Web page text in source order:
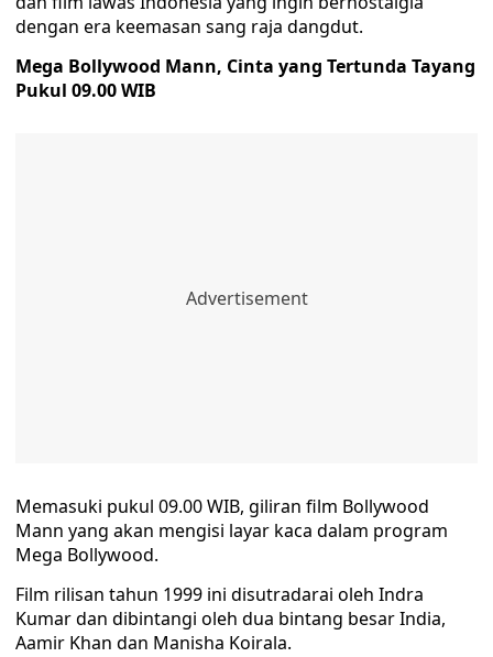
dengan era keemasan sang raja dangdut.
Mega Bollywood Mann, Cinta yang Tertunda Tayang
Pukul 09.00 WIB
Memasuki pukul 09.00 WIB, giliran film Bollywood
Mann yang akan mengisi layar kaca dalam program
Mega Bollywood.
Film rilisan tahun 1999 ini disutradarai oleh Indra
Kumar dan dibintangi oleh dua bintang besar India,
Aamir Khan dan Manisha Koirala.